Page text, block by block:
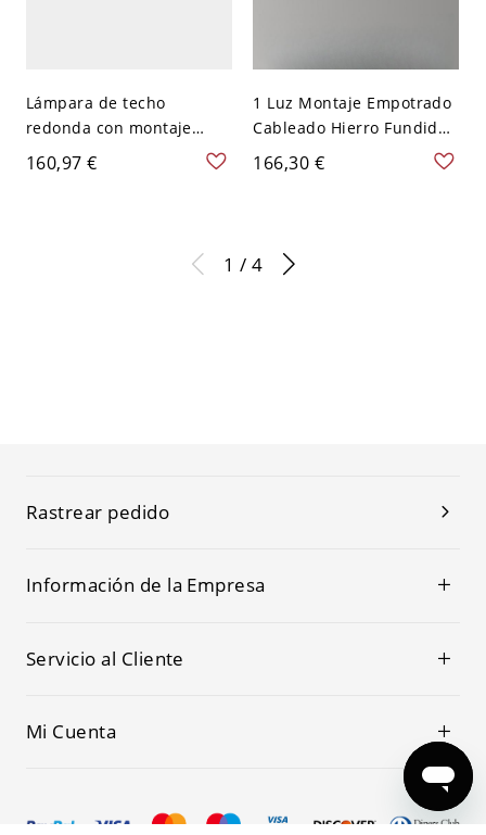
Lámpara de techo
redonda con montaje
expuesto, fijación de
hierro fundido y pantalla
160,97 €
1 Luz Montaje Empotrado
Cableado Hierro Fundido
Blanco con Pantalla de
Plexiglás Adaptada para
166,30 €
1 / 4
Rastrear pedido
Información de la Empresa
Servicio al Cliente
Mi Cuenta